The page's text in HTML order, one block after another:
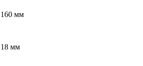
160 мм
18 мм